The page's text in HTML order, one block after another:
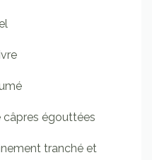
câpres égouttées
tranché et